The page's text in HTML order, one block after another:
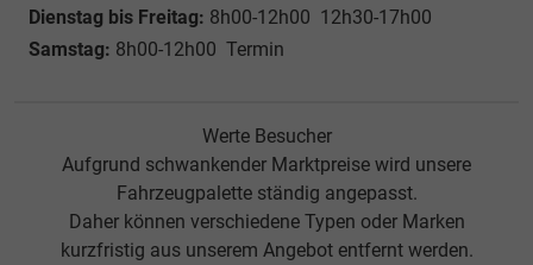
Dienstag bis Freitag: 8h00-12h00 12h30-17h00
Samstag: 8h00-12h00 Termin
Werte Besucher
Aufgrund schwankender Marktpreise wird unsere
Fahrzeugpalette ständig angepasst.
Daher können verschiedene Typen oder Marken
kurzfristig aus unserem Angebot entfernt werden.